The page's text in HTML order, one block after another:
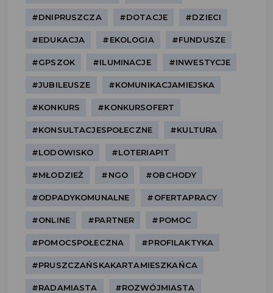
#DNIPRUSZCZA #DOTACJE #DZIECI
#EDUKACJA #EKOLOGIA #FUNDUSZE
#GPSZOK #ILUMINACJE #INWESTYCJE
#JUBILEUSZE #KOMUNIKACJAMIEJSKA
#KONKURS #KONKURSOFERT
#KONSULTACJESPOŁECZNE #KULTURA
#LODOWISKO #LOTERIAPIT
#MŁODZIEŻ #NGO #OBCHODY
#ODPADYKOMUNALNE #OFERTAPRACY
#ONLINE #PARTNER #POMOC
#POMOCSPOŁECZNA #PROFILAKTYKA
#PRUSZCZAŃSKAKARTAMIESZKAŃCA
#RADAMIASTA #ROZWÓJMIASTA